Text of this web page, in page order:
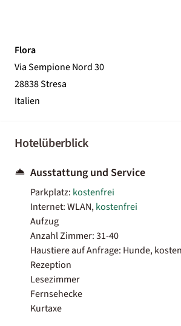
Flora
Via Sempione Nord 30
28838 Stresa
Italien
Hotelüberblick
Ausstattung und Service
Parkplatz: kostenfrei
Internet: WLAN,kostenfrei
Aufzug
Anzahl Zimmer: 31-40
Haustiere auf Anfrage: Hunde,
Rezeption
Lesezimmer
Fernsehecke
Kurtaxe